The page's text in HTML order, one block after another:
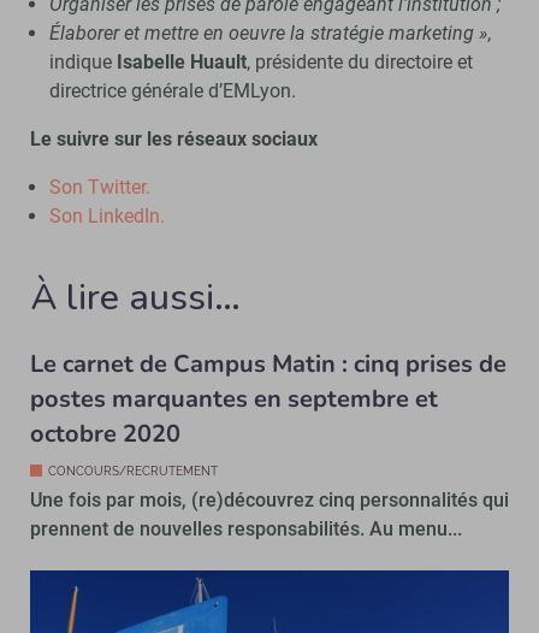
Élaborer et mettre en oeuvre la stratégie marketing »,
indique Isabelle Huault, présidente du directoire et
directrice générale d’EMLyon.
Le suivre sur les réseaux sociaux
Son Twitter.
Son LinkedIn.
À lire aussi…
Le carnet de Campus Matin : cinq prises de
postes marquantes en septembre et
octobre 2020
CONCOURS/RECRUTEMENT
Une fois par mois, (re)découvrez cinq personnalités qui
prennent de nouvelles responsabilités. Au menu...